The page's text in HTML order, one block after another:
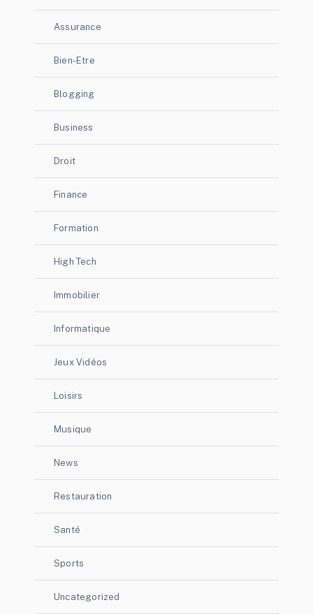
Assurance
Bien-Etre
Blogging
Business
Droit
Finance
Formation
High Tech
Immobilier
Informatique
Jeux Vidéos
Loisirs
Musique
News
Restauration
Santé
Sports
Uncategorized